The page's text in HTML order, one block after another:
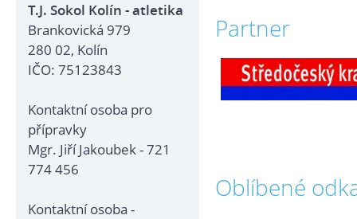
T.J. Sokol Kolín - atletika
Brankovická 979
280 02, Kolín
IČO: 75123843
Kontaktní osoba pro
přípravky
Mgr. Jiří Jakoubek - 721
774 456
Kontaktní osoba -
Partner
Oblíbené